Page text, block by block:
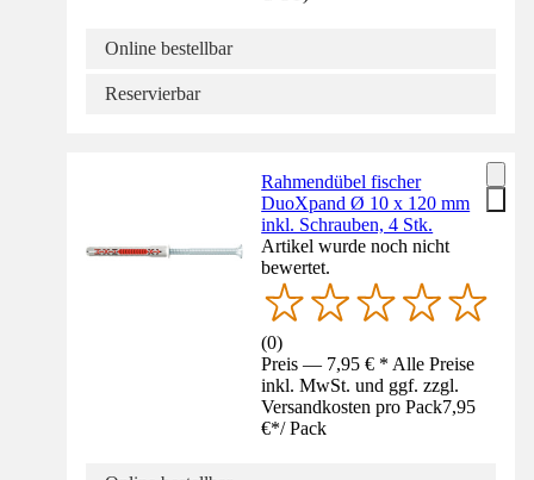
Online bestellbar
Reservierbar
Rahmendübel fischer
DuoXpand Ø 10 x 120 mm
inkl. Schrauben, 4 Stk.
Artikel wurde noch nicht
bewertet.
(0)
Preis — 7,95 € * Alle Preise
inkl. MwSt. und ggf. zzgl.
Versandkosten pro Pack7,95
€*/ Pack